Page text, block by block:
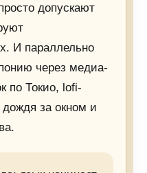
допускают
И параллельно
через медиа-
по Токио, lofi-
за окном и